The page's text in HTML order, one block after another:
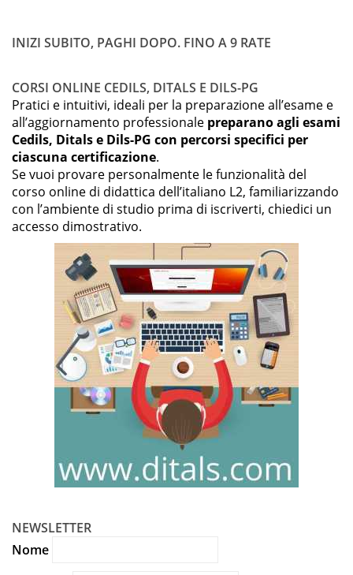
INIZI SUBITO, PAGHI DOPO. FINO A 9 RATE
CORSI ONLINE CEDILS, DITALS E DILS-PG
Pratici e intuitivi, ideali per la preparazione all’esame e
all’aggiornamento professionale preparano agli esami
Cedils, Ditals e Dils-PG con percorsi specifici per
ciascuna certificazione.
Se vuoi provare personalmente le funzionalità del
corso online di didattica dell’italiano L2, familiarizzando
con l’ambiente di studio prima di iscriverti, chiedici un
accesso dimostrativo.
NEWSLETTER
Nome